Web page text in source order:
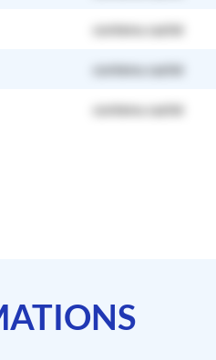
contenu caché
contenu caché
contenu caché